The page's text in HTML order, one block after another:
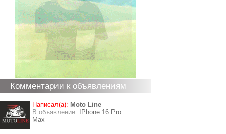
Комментарии к объявлениям
Написал(а): Moto Line
В объявление:
IPhone 16 Pro
Max